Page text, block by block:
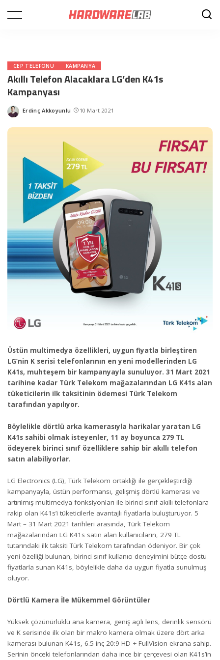
CEP TELEFONU KAMPANYA
Akıllı Telefon Alacaklara LG’den K41s
Kampanyası
Posted
Erdinç Akkoyunlu 10 Mart 2021
Üstün multimedya özellikleri, uygun fiyatla birleştiren
LG’nin K serisi telefonlarının en yeni modellerinden LG
K41s, muhteşem bir kampanyayla sunuluyor. 31 Mart 2021
tarihine kadar Türk Telekom mağazalarından LG K41s alan
tüketicilerin ilk taksitinin ödemesi Türk Telekom
tarafından yapılıyor.
Böylelikle dörtlü arka kamerasıyla harikalar yaratan LG
K41s sahibi olmak isteyenler, 11 ay boyunca 279 TL
ödeyerek birinci sınıf özelliklere sahip bir akıllı telefon
satın alabiliyorlar.
LG Electronics (LG), Türk Telekom ortaklığı ile gerçekleştirdiği
kampanyayla, üstün performansı, gelişmiş dörtlü kamerası ve
artırılmış multimedya fonksiyonları ile birinci sınıf akıllı telefonlara
rakip olan K41s’i tüketicilerle avantajlı fiyatlarla buluşturuyor. 5
Mart – 31 Mart 2021 tarihleri arasında, Türk Telekom
mağazalarından LG K41s satın alan kullanıcıların, 279 TL
tutarındaki ilk taksiti Türk Telekom tarafından ödeniyor. Bir çok
yeni özelliği bulunan, birinci sınıf kullanıcı deneyimini bütçe dostu
fiyatlarla sunan K41s, böylelikle daha da uygun fiyatla sunulmuş
oluyor.
Dörtlü Kamera İle Mükemmel Görüntüler
Yüksek çözünürlüklü ana kamera, geniş açılı lens, derinlik sensörü
ve K serisinde ilk olan bir makro kamera olmak üzere dört arka
kamerası bulunan K41s, 6.5 inç 20:9 HD + FullVision ekrana sahip.
Serinin önceki telefonlarından daha ince bir çerçevesi olan K41s’in